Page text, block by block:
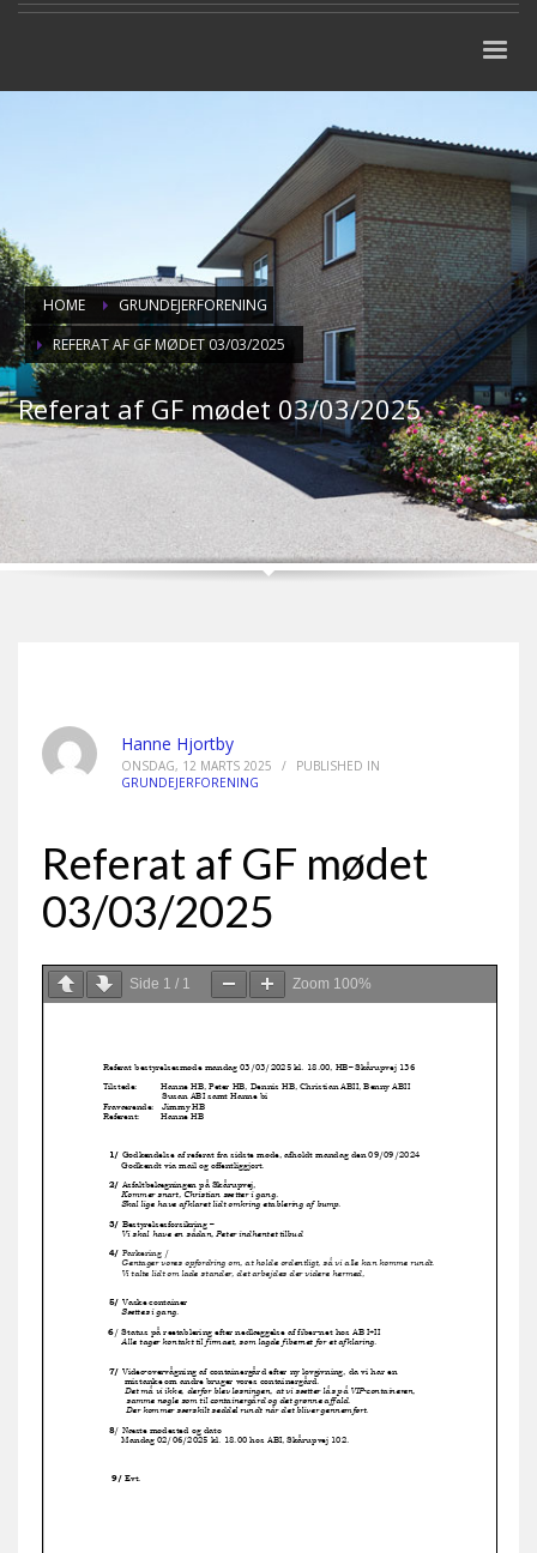
HOME
GRUNDEJERFORENING
REFERAT AF GF MØDET 03/03/2025
Referat af GF mødet 03/03/2025
Hanne Hjortby
ONSDAG, 12 MARTS 2025 /
PUBLISHED IN
GRUNDEJERFORENING
Referat af GF mødet
03/03/2025
Side 1 / 1 Zoom 100%